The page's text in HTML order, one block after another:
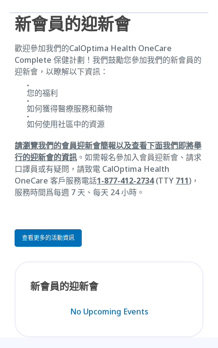
新會員的迎新會
歡迎參加我們的CalOptima Health OneCare
Complete 保健計劃！我們鼓勵您參加我們的新會員的
迎新會，以瞭解以下資訊：
您的福利
如何獲得醫療服務和藥物
如何使用社區中的資源
請瀏覽我們的會員迎新會簡報以及查看下面我們即將舉
行的迎新會的資訊 。如需報名參加入會員迎新會、請求
口譯員或有疑問，請致電 CalOptima Health
OneCare 客戶服務電話1-877-412-2734(TTY 711)，
服務時間爲每週 7 天、每天 24 小時。
查看更多的活動資訊
新會員的迎新會
No Upcoming Events